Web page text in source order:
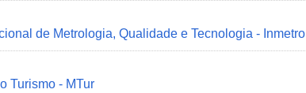
de Metrologia, Qualidade e Tecnologia - Inmetro
Turismo - MTur